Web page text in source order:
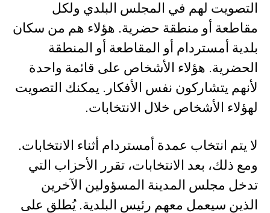
التصويت لهم في المجلس البلدي ولكل
مقاطعة أو منطقة حضرية. هؤلاء هم من سكان
بلدية أمستردام أو المقاطعة أو المنطقة
الحضرية. هؤلاء الأشخاص على قائمة واحدة
لأنهم يتشاركون نفس الأفكار. يمكنك التصويت
لهؤلاء الأشخاص خلال الانتخابات.
لا يتم انتخاب عمدة أمستردام أثناء الانتخابات.
ومع ذلك، بعد الانتخابات، تقرر الأحزاب التي
تدخل مجلس المدينة المسؤولين الآخرين
الذين سيعمل معهم رئيس البلدية. يُطلق على